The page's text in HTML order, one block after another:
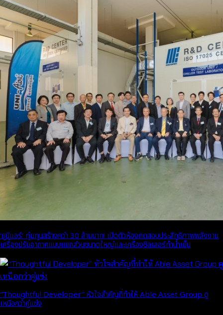
‘ยูนิแอร์’ ทุ่มทุนสร้างกว่า 30 ล้านบาท! เปิดตัวห้องทดสอบประสิทธิภาพพลังงาน
เครื่องปรับอากาศแบบแยกส่วนขนาดใหญ่และเครื่องชิลเลอร์ทำน้ำเย็น
“Thoughtful Developer” หัวใจสำคัญที่ทำให้ Able Asset Group ดู
เหนือกว่าคู่แข่ง